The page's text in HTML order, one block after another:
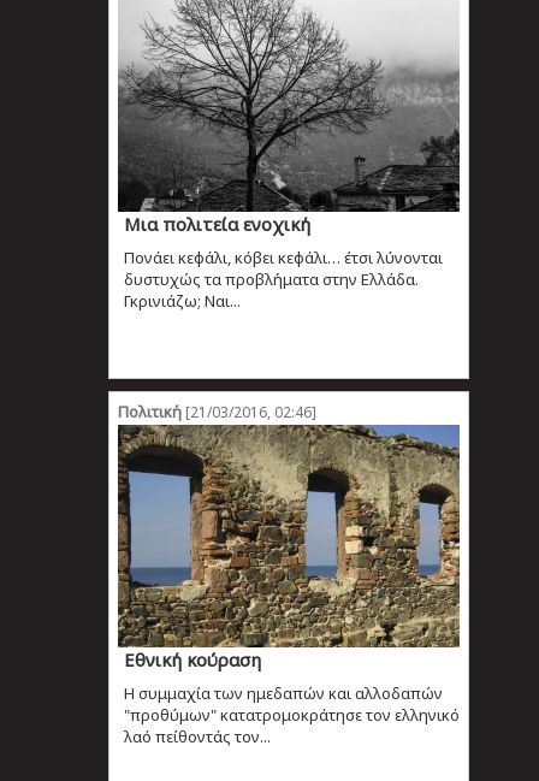
Μια πολιτεία ενοχική
Πονάει κεφάλι, κόβει κεφάλι… έτσι λύνονται
δυστυχώς τα προβλήματα στην Ελλάδα.
Γκρινιάζω; Ναι...
Πολιτική[21/03/2016, 02:46]
Εθνική κούραση
Η συμμαχία των ημεδαπών και αλλοδαπών
"προθύμων" κατατρομοκράτησε τον ελληνικό
λαό πείθοντάς τον...